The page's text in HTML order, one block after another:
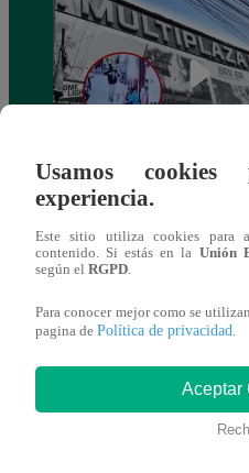
Asesinan a comerciante
interesar
Usamos
experiencia.
Este sitio utiliza cookies para
contenido. Si estás en la Unión
según el RGPD.
Para conocer mejor como se
pagina de Política de privacidad.
Aceptar